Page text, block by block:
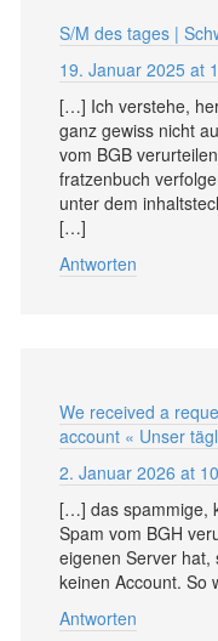
S/M des tages |
19. Januar 2025 at
[…] Ich verstehe,
ganz gewiss nicht
vom BGB
fratzenbuch
unter dem
[…]
Antworten
We received a
account « Unser
2. Januar 2026 at
[…] das spammige,
Spam vom BGH
eigenen Server
keinen Account. So
Antworten